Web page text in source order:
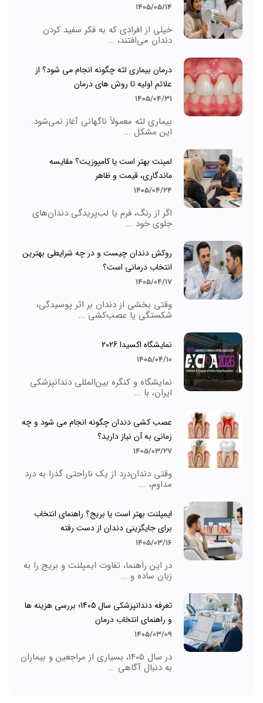
1405/05/14
خیلی از افرادی که به فکر سفید کردن
دندان می‌افتند، ...
درمان بیماری لثه چگونه انجام می شود؟ از
علائم اولیه تا روش های درمان
1405/04/31
بیماری لثه معمولاً ناگهانی آغاز نمی‌شود.
این مشکل ...
لمینت بهتر است یا کامپوزیت؟ مقایسه
ماندگاری، قیمت و ظاهر
1405/04/24
اگر از رنگ، فرم یا لب‌پریدگی دندان‌های
جلوی خود ...
روکش دندان چیست و در چه شرایطی بهترین
انتخاب درمانی است؟
1405/04/17
وقتی بخشی از دندان بر اثر پوسیدگی،
شکستگی یا عصب‌کشی ...
نمایشگاه اکسیدا 2026
1405/04/10
نمایشگاه و کنگره بین‌المللی دندانپزشکی
ایران، با ...
عصب کشی دندان چگونه انجام می شود و چه
زمانی به آن نیاز دارید؟
1405/03/27
وقتی دندان‌درد از یک ناراحتی گذرا به درد
مداوم، ...
ایمپلنت بهتر است یا بریج؟ راهنمای انتخاب
برای جایگزینی دندان از دست رفته
1405/03/16
در این راهنما، تفاوت ایمپلنت و بریج را به
زبان ساده و ...
تعرفه دندانپزشکی سال 1405؛ بررسی هزینه ها
و راهنمای انتخاب درمان
1405/03/09
در سال 1405، بسیاری از مراجعین و بیماران
به دنبال آگاهی ...